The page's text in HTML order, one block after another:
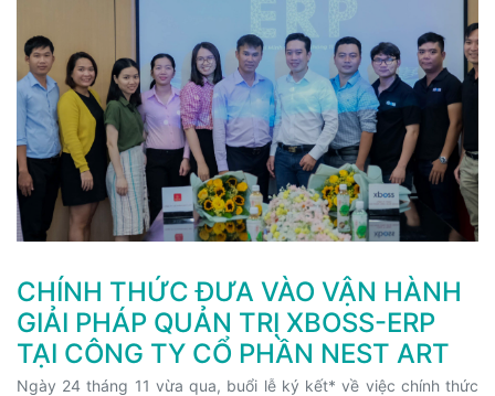
CHÍNH THỨC ĐƯA VÀO VẬN HÀNH
GIẢI PHÁP QUẢN TRỊ XBOSS-ERP
TẠI CÔNG TY CỔ PHẦN NEST ART
Ngày 24 tháng 11 vừa qua, buổi lễ ký kết* về việc chính thức